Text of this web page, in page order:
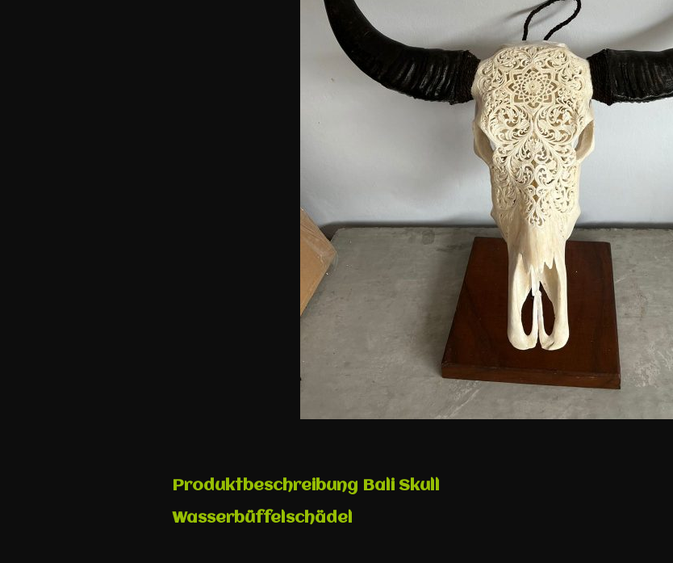
Produktbeschreibung Bali Skull
Wasserbüffelschädel